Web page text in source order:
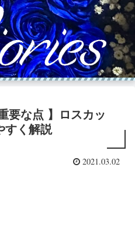
要な点 】ロスカッ
すく解説
2021.03.02